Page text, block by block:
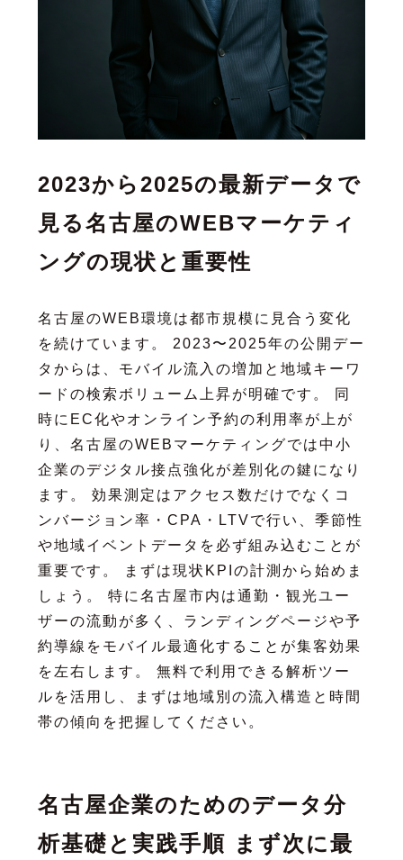
2023から2025の最新データで
見る名古屋のWEBマーケティ
ングの現状と重要性
名古屋のWEB環境は都市規模に見合う変化
を続けています。 2023〜2025年の公開デー
タからは、モバイル流入の増加と地域キーワ
ードの検索ボリューム上昇が明確です。 同
時にEC化やオンライン予約の利用率が上が
り、名古屋のWEBマーケティングでは中小
企業のデジタル接点強化が差別化の鍵になり
ます。 効果測定はアクセス数だけでなくコ
ンバージョン率・CPA・LTVで行い、季節性
や地域イベントデータを必ず組み込むことが
重要です。 まずは現状KPIの計測から始めま
しょう。 特に名古屋市内は通勤・観光ユー
ザーの流動が多く、ランディングページや予
約導線をモバイル最適化することが集客効果
を左右します。 無料で利用できる解析ツー
ルを活用し、まずは地域別の流入構造と時間
帯の傾向を把握してください。
名古屋企業のためのデータ分
析基礎と実践手順 まず次に最